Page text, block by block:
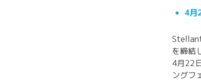
4月
を締結
4⽉22
ングフ